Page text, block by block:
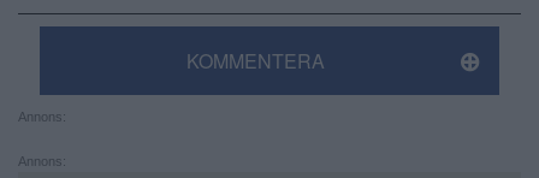
KOMMENTERA
Annons:
Annons: